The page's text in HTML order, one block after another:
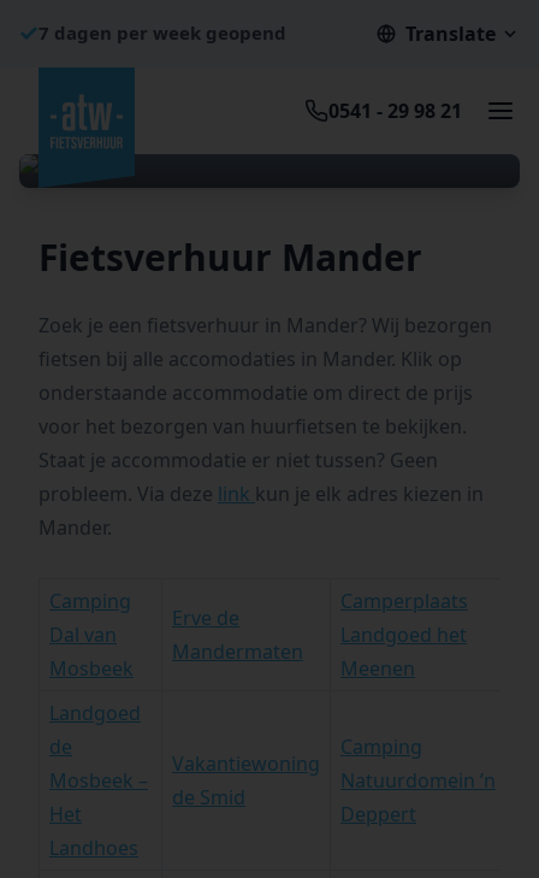
7 dagen per week geopend
Bezorgen in Nederland en Duitsland
Gemiddelde beoordeling: 9.5/10
Translate
0541 - 29 98 21
Fietsverhuur Mander
Zoek je een fietsverhuur in Mander? Wij bezorgen
fietsen bij alle accomodaties in Mander. Klik op
onderstaande accommodatie om direct de prijs
voor het bezorgen van huurfietsen te bekijken.
Staat je accommodatie er niet tussen? Geen
probleem. Via deze link kun je elk adres kiezen in
Mander.
Camping
Dal van
Mosbeek
Erve de
Mandermaten
Camperplaats
Landgoed het
Meenen
Landgoed
de
Mosbeek –
Het
Landhoes
Vakantiewoning
de Smid
Camping
Natuurdomein ’n
Deppert